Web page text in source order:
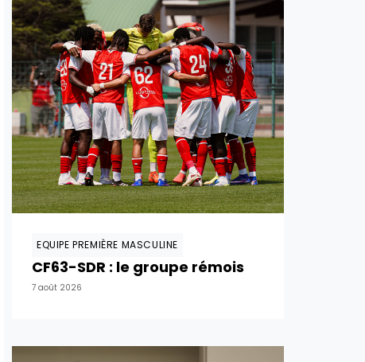
EQUIPE PREMIÈRE MASCULINE
CF63-SDR : le groupe rémois
7 août 2026